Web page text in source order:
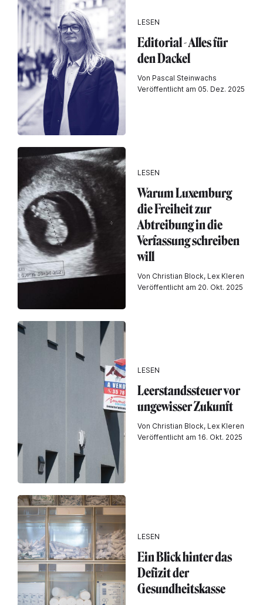
LESEN
Editorial - Alles für
den Dackel
Von Pascal Steinwachs
Veröffentlicht am 05. Dez. 2025
LESEN
Warum Luxemburg
die Freiheit zur
Abtreibung in die
Verfassung schreiben
will
Von Christian Block, Lex Kleren
Veröffentlicht am 20. Okt. 2025
LESEN
Leerstandssteuer vor
ungewisser Zukunft
Von Christian Block, Lex Kleren
Veröffentlicht am 16. Okt. 2025
LESEN
Ein Blick hinter das
Defizit der
Gesundheitskasse